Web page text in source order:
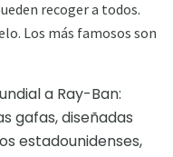
recoger a todos.
Los más famosos son
a Ray-Ban:
gafas, diseñadas
estadounidenses,